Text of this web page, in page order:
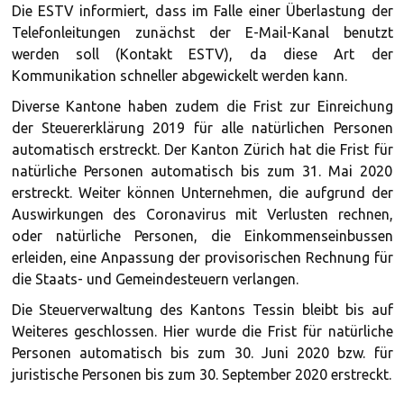
Die ESTV informiert, dass im Falle einer Überlastung der
Telefonleitungen zunächst der E-Mail-Kanal benutzt
werden soll (Kontakt ESTV), da diese Art der
Kommunikation schneller abgewickelt werden kann.
Diverse Kantone haben zudem die Frist zur Einreichung
der Steuererklärung 2019 für alle natürlichen Personen
automatisch erstreckt. Der Kanton Zürich hat die Frist für
natürliche Personen automatisch bis zum 31. Mai 2020
erstreckt. Weiter können Unternehmen, die aufgrund der
Auswirkungen des Coronavirus mit Verlusten rechnen,
oder natürliche Personen, die Einkommenseinbussen
erleiden, eine Anpassung der provisorischen Rechnung für
die Staats- und Gemeindesteuern verlangen.
Die Steuerverwaltung des Kantons Tessin bleibt bis auf
Weiteres geschlossen. Hier wurde die Frist für natürliche
Personen automatisch bis zum 30. Juni 2020 bzw. für
juristische Personen bis zum 30. September 2020 erstreckt.